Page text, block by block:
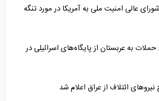
عالی امنیت ملی به آمریکا در مورد تنگه
به عربستان از پایگاه‌های اسرائیلی در
ائتلاف از عراق اعلام شد